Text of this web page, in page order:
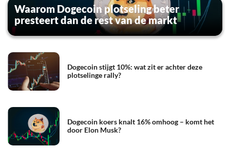
Waarom Dogecoin plotseling beter
presteert dan de rest van de markt
Dogecoin stijgt 10%: wat zit er achter deze
plotselinge rally?
Dogecoin koers knalt 16% omhoog – komt het
door Elon Musk?